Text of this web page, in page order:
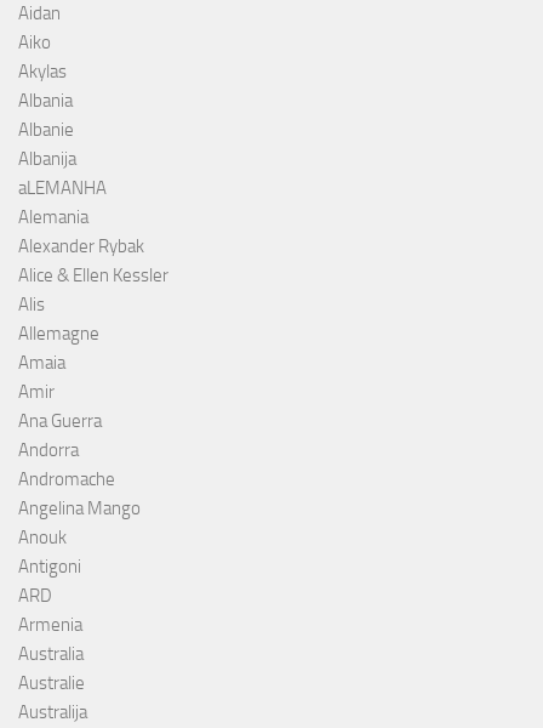
Aidan
Aiko
Akylas
Albania
Albanie
Albanija
aLEMANHA
Alemania
Alexander Rybak
Alice & Ellen Kessler
Alis
Allemagne
Amaia
Amir
Ana Guerra
Andorra
Andromache
Angelina Mango
Anouk
Antigoni
ARD
Armenia
Australia
Australie
Australija